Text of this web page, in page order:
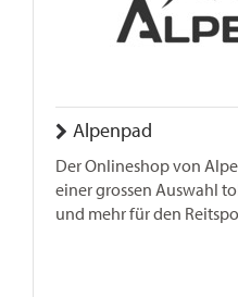
Alpenpad
Der Onlineshop von
einer grossen Auswahl
und mehr für den